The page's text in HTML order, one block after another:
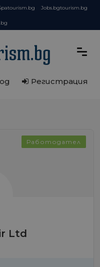
Jobs.bgtourism.bg
Регистрация
Работодател
Ltd